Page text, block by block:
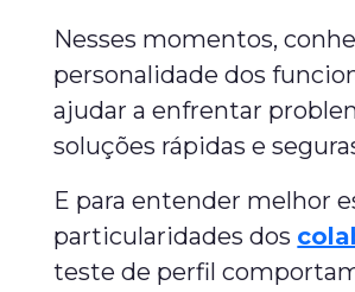
Nesses momentos,
personalidade dos
ajudar a enfrentar
soluções rápidas e
E para entender melhor
particularidades dos
teste de perfil